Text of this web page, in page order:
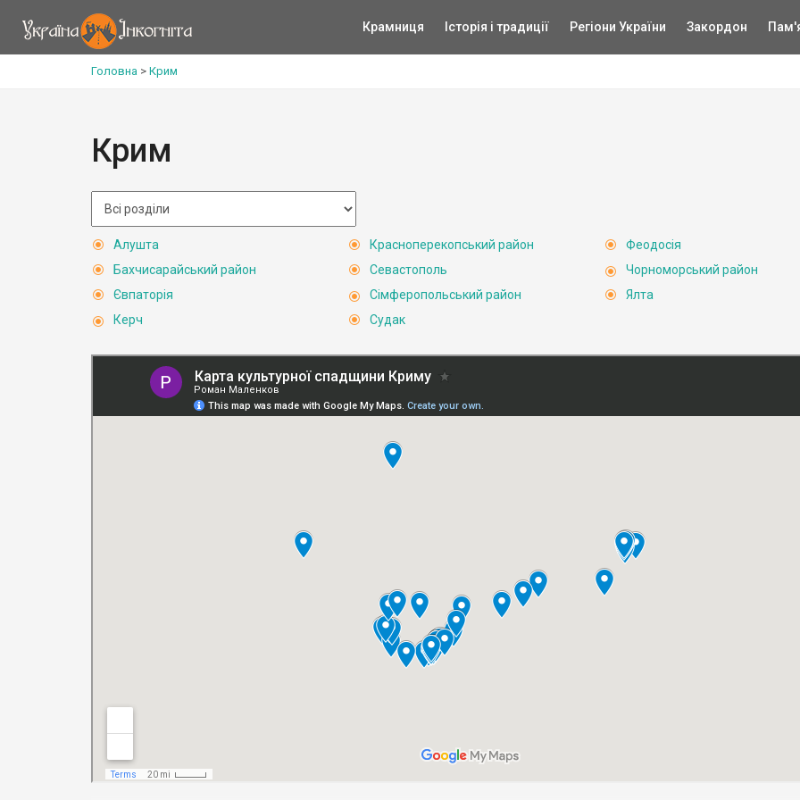
Крамниця Історія і традиції Регіони України Закордон
Головна > Крим
Крим
Алушта
Бахчисарайський район
Євпаторія
Керч
Красноперекопський район
Севастополь
Сімферопольський район
Судак
Феодосія
Чорноморський район
Ялта